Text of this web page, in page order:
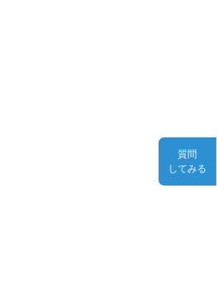
質問
してみる